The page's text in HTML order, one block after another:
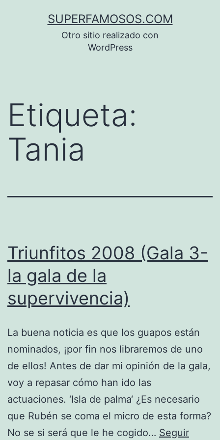
SUPERFAMOSOS.COM
Otro sitio realizado con
WordPress
Etiqueta:
Tania
Triunfitos 2008 (Gala 3-
la gala de la
supervivencia)
La buena noticia es que los guapos están
nominados, ¡por fin nos libraremos de uno
de ellos! Antes de dar mi opinión de la gala,
voy a repasar cómo han ido las
actuaciones. ‘Isla de palma‘ ¿Es necesario
que Rubén se coma el micro de esta forma?
No se si será que le he cogido… Seguir